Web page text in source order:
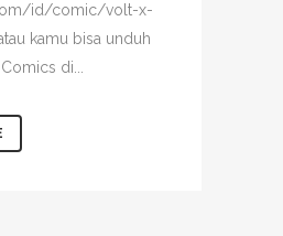
id/comic/volt-x-
kamu bisa unduh
di...